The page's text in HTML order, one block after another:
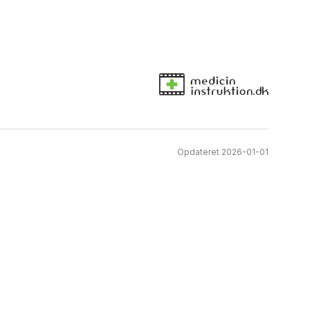
Opdateret 2026-01-01